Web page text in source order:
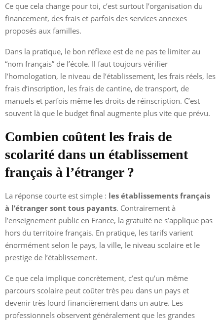
Ce que cela change pour toi, c’est surtout l’organisation du
financement, des frais et parfois des services annexes
proposés aux familles.
Dans la pratique, le bon réflexe est de ne pas te limiter au
“nom français” de l’école. Il faut toujours vérifier
l’homologation, le niveau de l’établissement, les frais réels, les
frais d’inscription, les frais de cantine, de transport, de
manuels et parfois même les droits de réinscription. C’est
souvent là que le budget final augmente plus vite que prévu.
Combien coûtent les frais de
scolarité dans un établissement
français à l’étranger ?
La réponse courte est simple : les établissements français
à l’étranger sont tous payants. Contrairement à
l’enseignement public en France, la gratuité ne s’applique pas
hors du territoire français. En pratique, les tarifs varient
énormément selon le pays, la ville, le niveau scolaire et le
prestige de l’établissement.
Ce que cela implique concrètement, c’est qu’un même
parcours scolaire peut coûter très peu dans un pays et
devenir très lourd financièrement dans un autre. Les
professionnels observent généralement que les grandes